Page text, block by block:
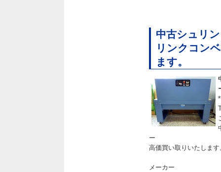
中古シュリ
リンクコン
ます。
ー
高価買い取りいたします
メーカー